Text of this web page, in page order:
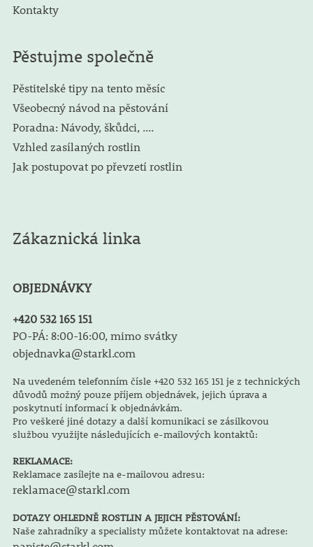
Kontakty
Pěstujme společně
Pěstitelské tipy na tento měsíc
Všeobecný návod na pěstování
Poradna: Návody, škůdci, ....
Vzhled zasílaných rostlin
Jak postupovat po převzetí rostlin
Zákaznická linka
OBJEDNÁVKY
+420 532 165 151
PO-PÁ: 8:00-16:00, mimo svátky
objednavka@starkl.com
Na uvedeném telefonním čísle +420 532 165 151 je z technických
důvodů možný pouze příjem objednávek, jejich úprava a
poskytnutí informací k objednávkám.
Pro veškeré jiné dotazy a další komunikaci se zásilkovou
službou využijte následujících e-mailových kontaktů:
REKLAMACE:
Reklamace zasílejte na e-mailovou adresu:
reklamace@starkl.com
DOTAZY OHLEDNĚ ROSTLIN A JEJICH PĚSTOVÁNÍ:
Naše zahradníky a specialisty můžete kontaktovat na adrese: